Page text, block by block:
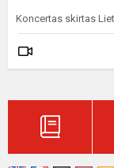
Koncertas skirtas